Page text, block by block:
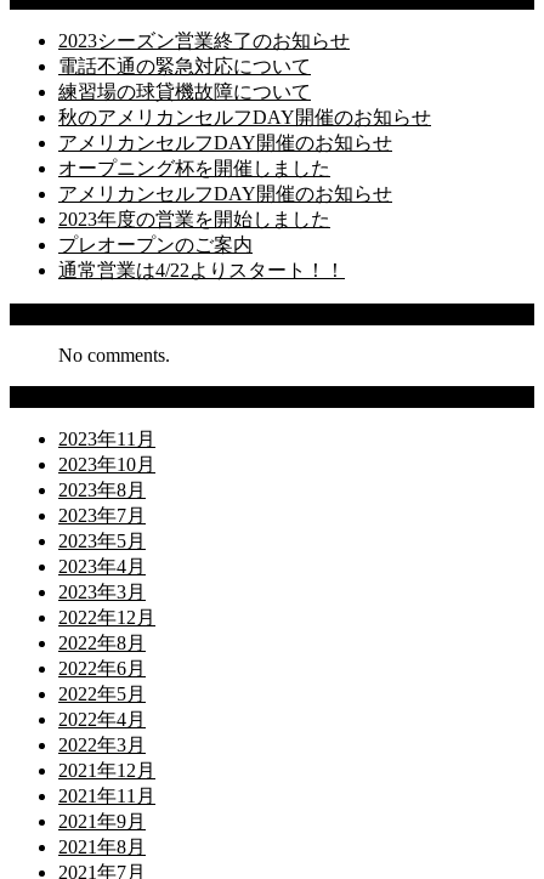
2023シーズン営業終了のお知らせ
電話不通の緊急対応について
練習場の球貸機故障について
秋のアメリカンセルフDAY開催のお知らせ
アメリカンセルフDAY開催のお知らせ
オープニング杯を開催しました
アメリカンセルフDAY開催のお知らせ
2023年度の営業を開始しました
プレオープンのご案内
通常営業は4/22よりスタート！！
No comments.
2023年11月
2023年10月
2023年8月
2023年7月
2023年5月
2023年4月
2023年3月
2022年12月
2022年8月
2022年6月
2022年5月
2022年4月
2022年3月
2021年12月
2021年11月
2021年9月
2021年8月
2021年7月